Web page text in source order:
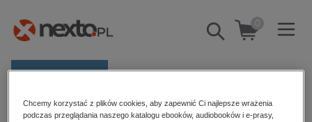
Pokaż/schowaj
wyszukiwarkę
0
E-prasa
Kategorie
Strona główna Anne Goscinny
Chcemy korzystać z plików cookies, aby zapewnić Ci najlepsze wrażenia
podczas przeglądania naszego katalogu ebooków, audiobooków i e-prasy,